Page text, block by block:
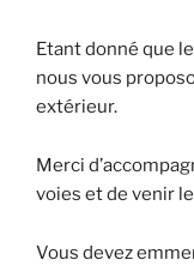
Etant donné que
nous vous
extérieur.
Merci
voies et de venir
Vous devez